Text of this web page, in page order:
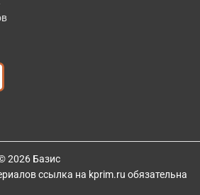
2026 Базис
ссылка на kprim.ru обязательна